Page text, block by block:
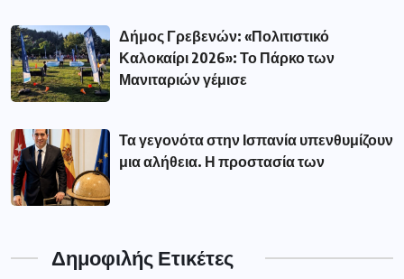
Δήμος Γρεβενών: «Πολιτιστικό
Καλοκαίρι 2026»: Το Πάρκο των
Μανιταριών γέμισε
Τα γεγονότα στην Ισπανία υπενθυμίζουν
μια αλήθεια. Η προστασία των
Δημοφιλής Ετικέτες